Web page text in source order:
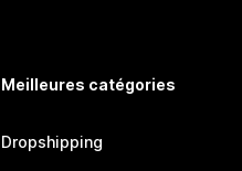
Meilleures catégories
Dropshipping